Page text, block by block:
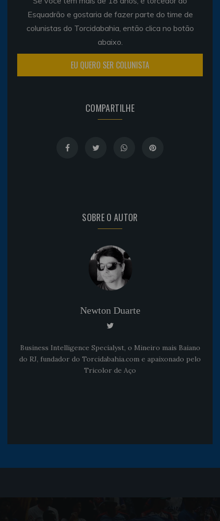
Esquadrão e gostaria de fazer parte do time de
colunistas do Torcidabahia, então clica no botão
abaixo.
EU QUERO SER COLUNISTA
COMPARTILHE
SOBRE O AUTOR
Newton Duarte
Business Intelligence Specialyst, o Mineiro mais Baiano
do RJ, fundador do Torcidabahia.com e apaixonado pelo
Tricolor de Aço